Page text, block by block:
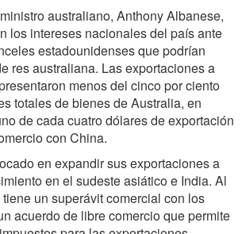
australiano, Anthony Albanese,
los intereses nacionales del país ante
estadounidenses que podrían
res australiana. Las exportaciones a
menos del cinco por ciento
totales de bienes de Australia, en
de cada cuatro dólares de exportación
con China.
en expandir sus exportaciones a
en el sudeste asiático e India. Al
un superávit comercial con los
acuerdo de libre comercio que permite